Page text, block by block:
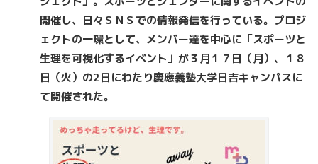
開催し、日々ＳＮＳでの情報発信を行っている。プロジ
ェクトの一環として、メンバー達を中心に「スポーツと
生理を可視化するイベント」が３月１７日（月）、１８
日（火）の2日にわたり慶應義塾大学日吉キャンパスに
て開催された。